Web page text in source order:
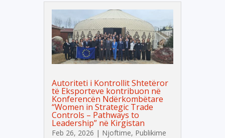
Autoriteti i Kontrollit Shtetëror
të Eksporteve kontribuon në
Konferencën Ndërkombëtare
“Women in Strategic Trade
Controls – Pathways to
Leadership” në Kirgistan
Feb 26, 2026 | Njoftime, Publikime